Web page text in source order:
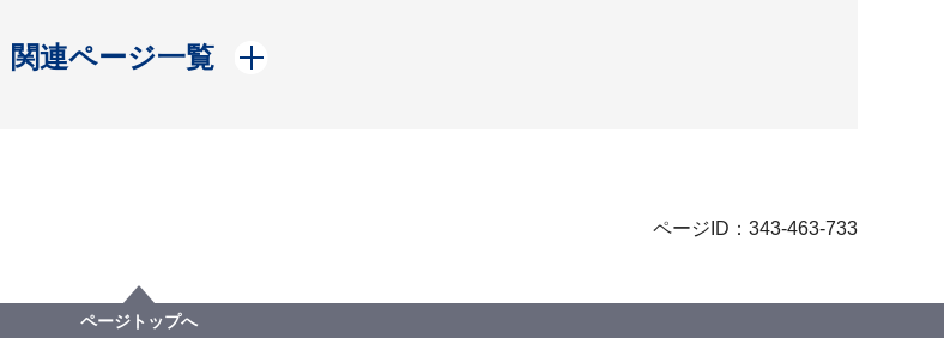
関連ページ一覧
開く
ページID：343-463-733
ページトップへ